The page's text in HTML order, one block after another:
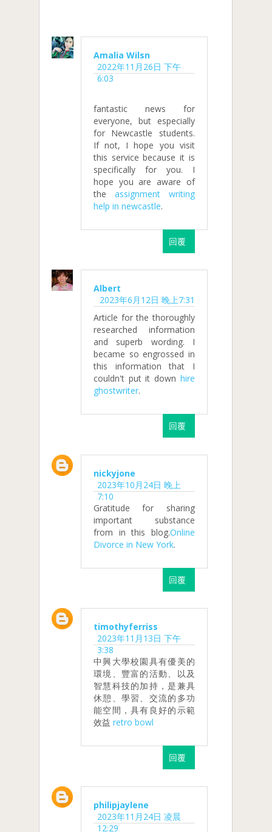
Amalia Wilsn
2022年11月26日 下午
6:03
fantastic news for
everyone, but especially
for Newcastle students.
If not, I hope you visit
this service because it is
specifically for you. I
hope you are aware of
the assignment writing
help in newcastle.
回覆
Albert
2023年6月12日 晚上7:31
Article for the thoroughly
researched information
and superb wording. I
became so engrossed in
this information that I
couldn't put it down hire
ghostwriter.
回覆
nickyjone
2023年10月24日 晚上
7:10
Gratitude for sharing
important substance
from in this blog.Online
Divorce in New York.
回覆
timothyferriss
2023年11月13日 下午
3:38
中興大學校園具有優美的
環境、豐富的活動、以及
智慧科技的加持，是兼具
休憩、學習、交流的多功
能空間，具有良好的示範
效益 retro bowl
回覆
philipjaylene
2023年11月24日 凌晨
12:29